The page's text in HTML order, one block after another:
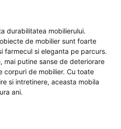
durabilitatea mobilierului.
de mobilier sunt foarte
farmecul si eleganta pe parcurs.
mai putine sanse de deteriorare
corpuri de mobilier. Cu toate
si intretinere, aceasta mobila
ani.